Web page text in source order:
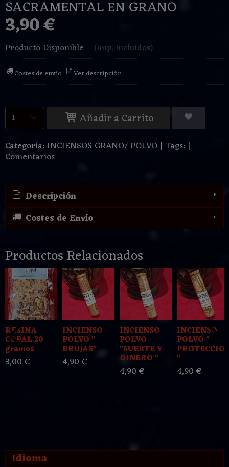
Idioma
SACRAMENTAL EN GRANO
3,90 €
Producto Disponible - (Imp. Incluidos)
Costes de envío Ver descripción
Añadir a Carrito
Categoría:INCIENSOS GRANO/ POLVO | Tags: |
Comentarios
Descripción
Costes de Envío
Productos Relacionados
RESINA
COPAL 20
gramos
3,00 €
INCIENSO
POLVO "
BRUJAS"
4,90 €
INCIENSO
POLVO
"SUERTE Y
DINERO "
4,90 €
INCIENSO
POLVO "
"
4,90 €